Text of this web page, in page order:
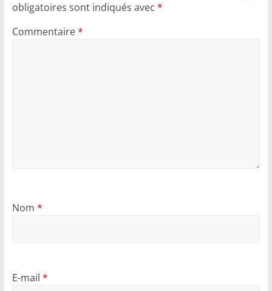
obligatoires sont indiqués avec *
Commentaire*
Nom *
E-mail *